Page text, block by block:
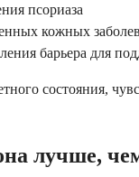
псориаза
кожных
барьера для
состояния,
лучше,